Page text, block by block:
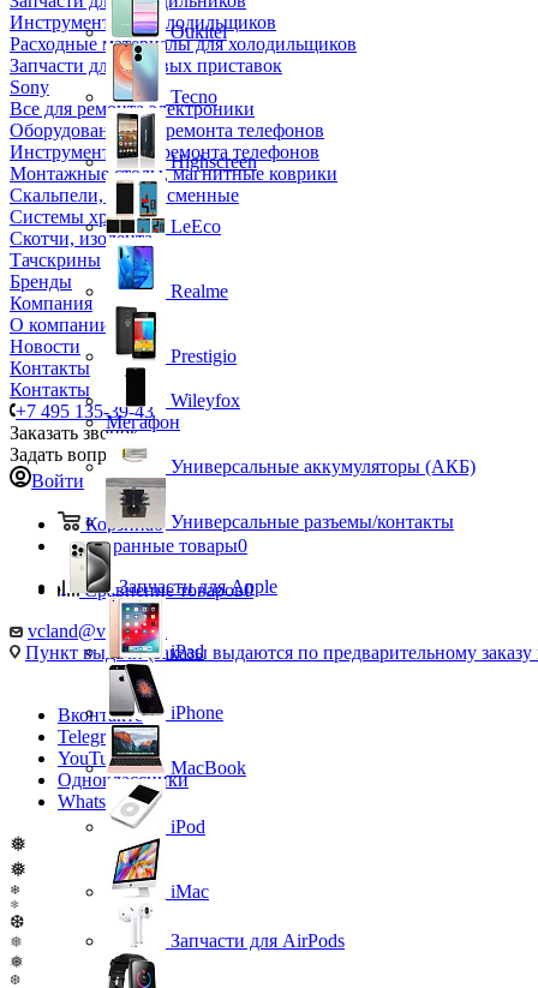
Инструмент для холодильщиков
Расходные материалы для холодильщиков
Запчасти для игровых приставок
Sony
Все для ремонта электроники
Оборудование для ремонта телефонов
Инструменты для ремонта телефонов
Монтажные столы, магнитные коврики
Скальпели, лезвия сменные
Системы хранения
Скотчи, изолента
Тачскрины
Бренды
Компания
О компании
Новости
Контакты
Контакты
+7 495 135-39-43
Заказать звонок
Задать вопрос
Войти
Корзина0
Избранные товары0
Сравнение товаров0
vcland@vcland.ru
Пункт выдачи (заказы выдаются по предварительному заказу
Вконтакте
Telegram
YouTube
Одноклассники
WhatsApp
❅
❅
❄
❄
❆
❅
❅
❆
Oukitel
Tecno
Highscreen
LeEco
Realme
Prestigio
Wileyfox
Мегафон
Универсальные аккумуляторы (АКБ)
Универсальные разъемы/контакты
Запчасти для Apple
iPad
iPhone
MacBook
iPod
iMac
Запчасти для AirPods